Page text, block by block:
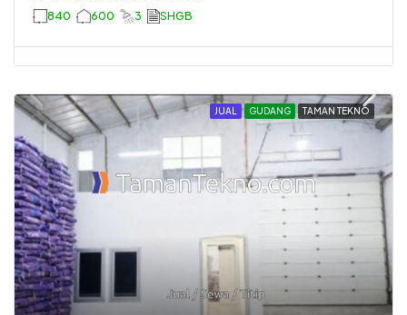
840 600 3 SHGB
JUAL GUDANG TAMAN TEKNO